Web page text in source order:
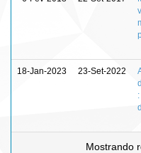
18-Jan-2023 23-Set-2022
Mostrando